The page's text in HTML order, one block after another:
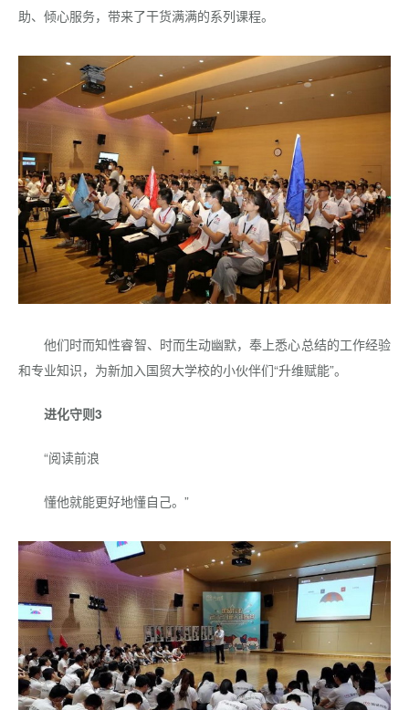
助、倾心服务，带来了干货满满的系列课程。
他们时而知性睿智、时而生动幽默，奉上悉心总结的工作经验
和专业知识，为新加入国贸大学校的小伙伴们“升维赋能”。
进化守则3
“阅读前浪
懂他就能更好地懂自己。”